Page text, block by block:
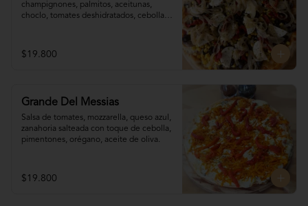
champignones, palmitos, aceitunas,
choclo, tomates deshidratados, cebolla
$19.800
Grande Del Messias
Salsa de tomates, mozzarella, queso azul,
zanahoria salteada con toque de cebolla,
pimentones, orégano, aceite de oliva.
$19.800